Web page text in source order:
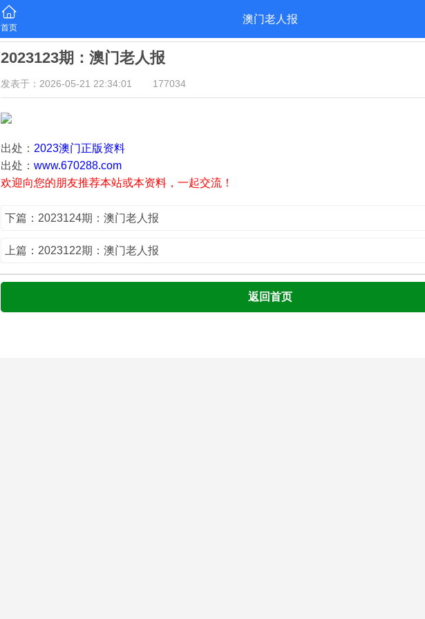
首页
澳门老人报
2023123期：澳门老人报
发表于：2026-05-21 22:34:01 177034
出处： 2023澳门正版资料
出处： www.670288.com
欢迎向您的朋友推荐本站或本资料，一起交流！
下篇：2023124期：澳门老人报
上篇：2023122期：澳门老人报
返回首页